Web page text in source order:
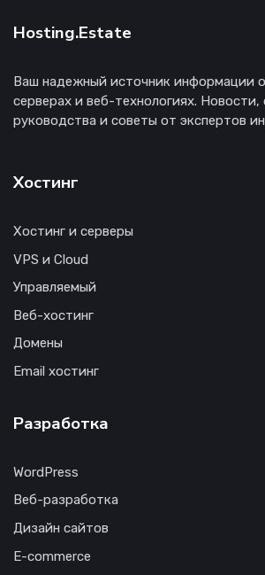
Hosting.Estate
Ваш надежный источник информации о
серверах и веб-технологиях. Новости,
руководства и советы от экспертов
Хостинг
Хостинг и серверы
VPS и Cloud
Управляемый
Веб-хостинг
Домены
Email хостинг
Разработка
WordPress
Веб-разработка
Дизайн сайтов
E-commerce